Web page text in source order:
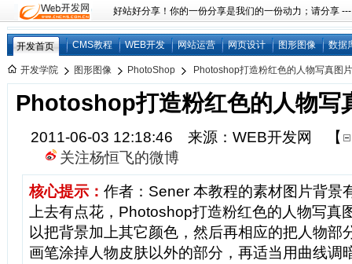
好站好分享！你的一份分享是我们的一份动力；请分享
开发首页 CMS教程 WEB开发 网站运营 网页设计 图形图像 数据
开发学院 图形图像 PhotoShop Photoshop打造粉红色的人物写真图
Photoshop打造粉红色的人物写
2011-06-03 12:18:46 来源：WEB开发网
【
关注杨恒飞的微博
核心提示： 作者：Sener 本教程的素材图片背景
上去有点花，Photoshop打造粉红色的人物写真
以把背景加上其它颜色，然后再相应的把人物部
画笔涂掉人物皮肤以外的部分，再适当用曲线调